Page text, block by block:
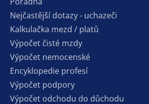
Nejčastější dotazy - uchazeči
Kalkulačka mezd / platů
Výpočet čisté mzdy
Výpočet nemocenské
Encyklopedie profesí
Výpočet podpory
Výpočet odchodu do důchodu